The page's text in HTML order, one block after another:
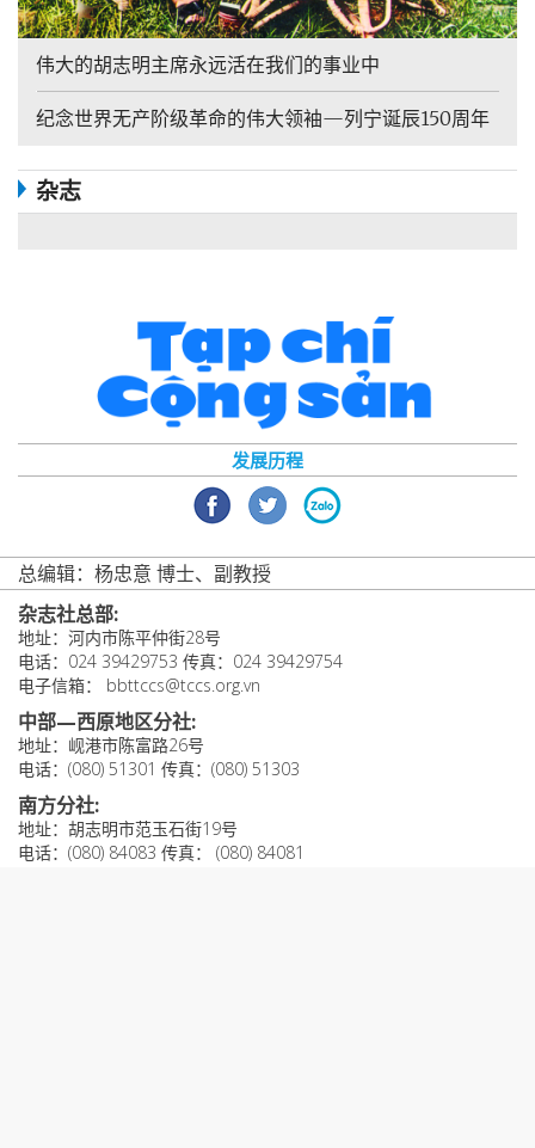
伟大的胡志明主席永远活在我们的事业中
纪念世界无产阶级革命的伟大领袖—列宁诞辰150周年
杂志
发展历程
总编辑：杨忠意 博士、副教授
杂志社总部:
地址：河内市陈平仲街28号
电话：024 39429753 传真：024 39429754
电子信箱： bbttccs@tccs.org.vn
中部—西原地区分社:
地址：岘港市陈富路26号
电话：(080) 51301 传真：(080) 51303
南方分社:
地址：胡志明市范玉石街19号
电话：(080) 84083 传真： (080) 84081